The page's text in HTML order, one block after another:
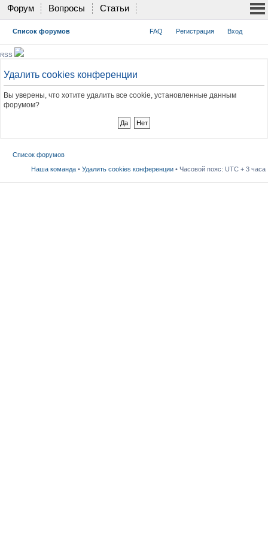
Форум Вопросы Статьи
Список форумов FAQ Регистрация Вход
RSS
Удалить cookies конференции
Вы уверены, что хотите удалить все cookie, установленные данным
форумом?
Список форумов
Наша команда• Удалить cookies конференции• Часовой пояс: UTC + 3 часа